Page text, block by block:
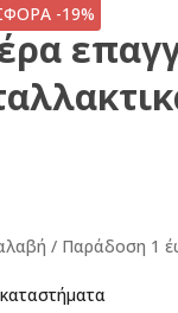
-19%
/ Παράδoση 1